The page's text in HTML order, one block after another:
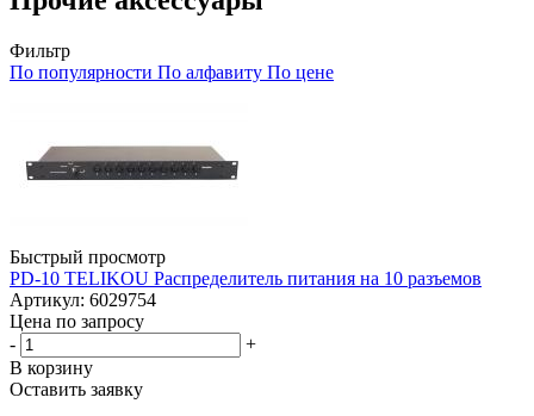
Фильтр
По популярности По алфавиту По цене
Быстрый просмотр
PD-10 TELIKOU Распределитель питания на 10 разъемов
Артикул: 6029754
Цена по запросу
-
+
В корзину
Оставить заявку